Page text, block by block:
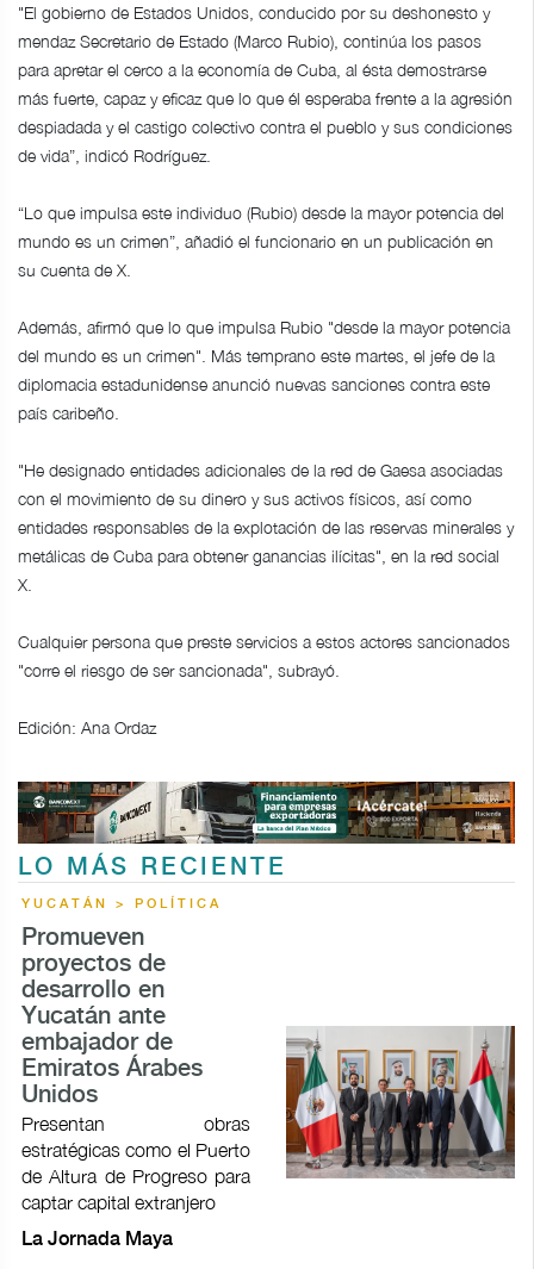
"El gobierno de Estados Unidos, conducido por su deshonesto y
mendaz Secretario de Estado (Marco Rubio), continúa los pasos
para apretar el cerco a la economía de Cuba, al ésta demostrarse
más fuerte, capaz y eficaz que lo que él esperaba frente a la agresión
despiadada y el castigo colectivo contra el pueblo y sus condiciones
de vida”, indicó Rodríguez.​​
“Lo que impulsa este individuo (Rubio) desde la mayor potencia del
mundo es un crimen”, añadió el funcionario en un publicación en
su cuenta de X.
Además, afirmó que lo que impulsa Rubio "desde la mayor potencia
del mundo es un crimen". Más temprano este martes, el jefe de la
diplomacia estadunidense anunció nuevas sanciones contra este
país caribeño.
"He designado entidades adicionales de la red de Gaesa asociadas
con el movimiento de su dinero y sus activos físicos, así como
entidades responsables de la explotación de las reservas minerales y
metálicas de Cuba para obtener ganancias ilícitas", en la red social
X.
Cualquier persona que preste servicios a estos actores sancionados
"corre el riesgo de ser sancionada", subrayó.
Edición: Ana Ordaz
LO MÁS RECIENTE
YUCATÁN > POLÍTICA
Promueven
proyectos de
desarrollo en
Yucatán ante
embajador de
Emiratos Árabes
Unidos
Presentan obras
estratégicas como el Puerto
de Altura de Progreso para
captar capital extranjero
La Jornada Maya